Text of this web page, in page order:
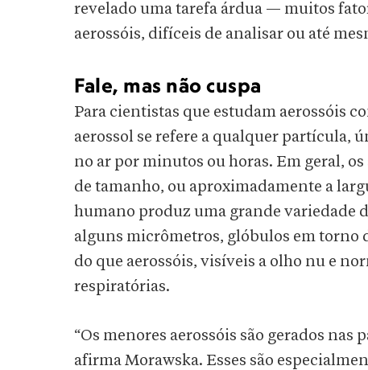
revelado uma tarefa árdua — muitos
aerossóis, difíceis de analisar ou até
Fale, mas não cuspa
Para cientistas que estudam aerossóis
aerossol se refere a qualquer partícula,
no ar por minutos ou horas. Em geral,
de tamanho, ou aproximadamente a
humano produz uma grande variedade
alguns micrômetros, glóbulos em torno
do que aerossóis, visíveis a olho nu e
respiratórias.
“Os menores aerossóis são gerados
afirma Morawska. Esses são